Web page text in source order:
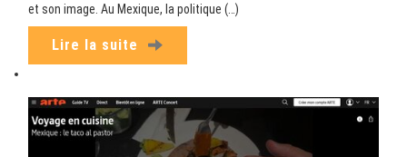
et son image. Au Mexique, la politique (…)
Lire la suite